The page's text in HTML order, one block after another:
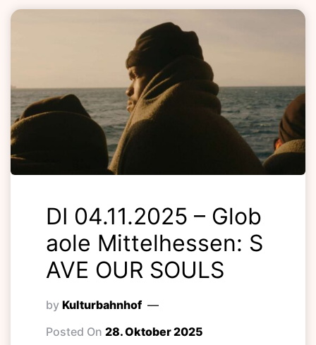
DI 04.11.2025 – Glob
aole Mittelhessen: S
AVE OUR SOULS
by Kulturbahnhof
Posted On 28. Oktober 2025